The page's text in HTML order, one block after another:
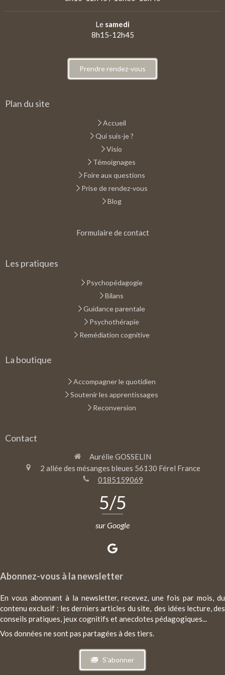
Le samedi
8h15-12h45
Prendre rendez-vous
Plan du site
Accueil
Qui suis-je ?
Visio
Témoignages
Foire aux questions
Prise de rendez-vous
Blog
Formulaire de contact
Les pratiques
Psychopédagogie
Bilans
Guidance parentale
Psychothérapie
Remédiation cognitive
La boutique
Accompagner le quotidien
Soutenir les apprentissages
Reconversion
Contact
Aurélie GOSSELIN
2 allée des mésanges bleues 56130 Férel France
0185159069
5/5
sur Google
Abonnez-vous à la newsletter
En vous abonnant à la newsletter, recevez, une fois par mois, du
contenu exclusif : les derniers articles du site, des idées lecture, des
conseils pratiques, jeux cognitifs et anecdotes pédagogiques...
Vos données ne sont pas partagées à des tiers.
S'abonner